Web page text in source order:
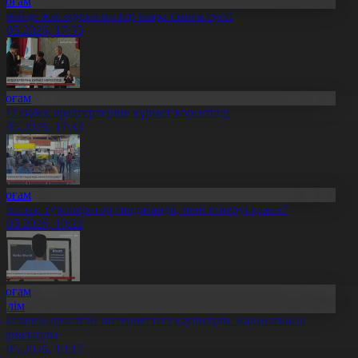
жас журналистер өзара сынға түсті
17:35
еңбек ардагерлеріне құрмет көрсетілді
17:33
туроператор таңдағанда, нені ескеруі қажет?
10:22
арналған интернеттегі қауіпсіздік жадынамасы
10:17